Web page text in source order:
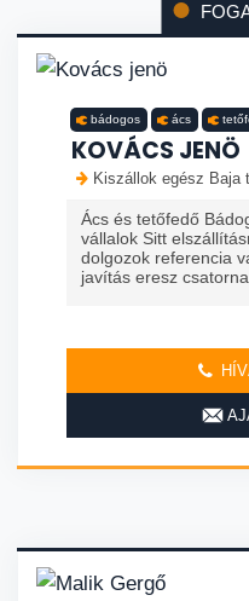
bádogos ács
KOVÁCS JENÖ
Kiszállok egész Baja
Ács és tetőfedő
vállalok Sitt
dolgozok referencia
javítás eresz